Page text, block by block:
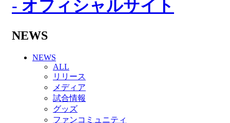
2026/27トップチームスタッフ
ビクトリーロード
HOMEGAME
観戦ルール＆マナー
ホームゲーム運営管理規定
Jリーグ運営管理規定
写真・動画使用ガイドライン
NEWS
NEWS
ALL
リリース
メディア
試合情報
グッズ
ファンコミュニティ